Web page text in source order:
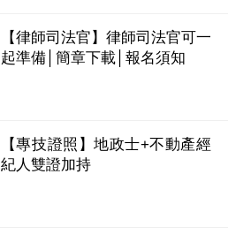
【律師司法官】律師司法官可一
起準備│簡章下載│報名須知
【專技證照】地政士+不動產經
紀人雙證加持